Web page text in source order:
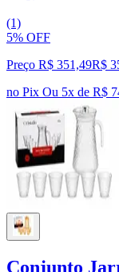
(1)
5% OFF
Preço R$ 351,49R$
no Pix Ou 5x de R$
Conjunto